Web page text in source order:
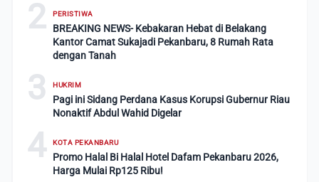
2 PERISTIWA
BREAKING NEWS- Kebakaran Hebat di Belakang
Kantor Camat Sukajadi Pekanbaru, 8 Rumah Rata
dengan Tanah
3 HUKRIM
Pagi ini Sidang Perdana Kasus Korupsi Gubernur Riau
Nonaktif Abdul Wahid Digelar
4 KOTA PEKANBARU
Promo Halal Bi Halal Hotel Dafam Pekanbaru 2026,
Harga Mulai Rp125 Ribu!